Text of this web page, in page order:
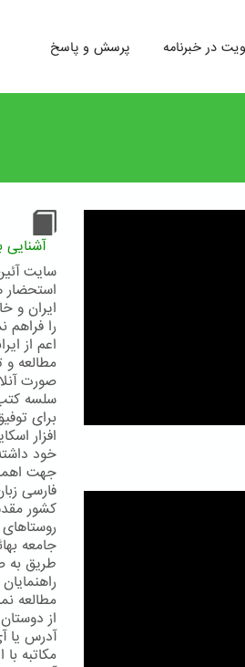
پرسش و پاسخ در خبرنامه
آشنایی
سایت
ایران و
را فراهم
اعم از
مطالعه و
صورت
سلسه
برای
افزار
خود
جهت
فارسی
کشور
جامعه
طریق به
مطالعه
از
آدرس یا
مکاتبه